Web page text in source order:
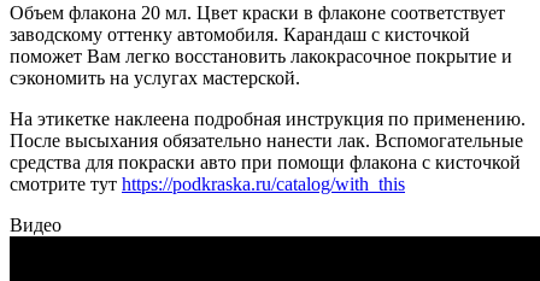
Объем флакона 20 мл. Цвет краски в флаконе соответствует
заводскому оттенку автомобиля. Карандаш с кисточкой
поможет Вам легко восстановить лакокрасочное покрытие и
сэкономить на услугах мастерской.
На этикетке наклеена подробная инструкция по применению.
После высыхания обязательно нанести лак. Вспомогательные
средства для покраски авто при помощи флакона с кисточкой
смотрите тут https://podkraska.ru/catalog/with_this
Видео